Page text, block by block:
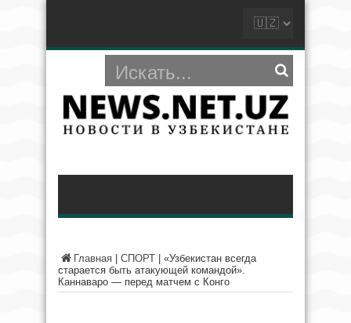
Главная СПОРТ
«Узбекистан всегда
старается быть атакующей командой».
Каннаваро — перед матчем с Конго